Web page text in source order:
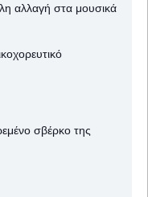
αλλαγή στα μουσικά
σβέρκο της